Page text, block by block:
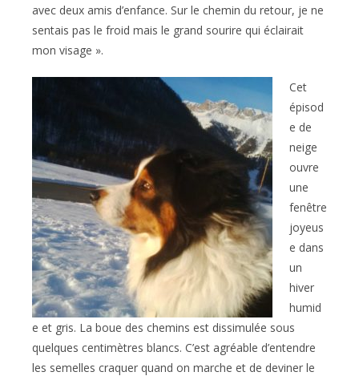
avec deux amis d’enfance. Sur le chemin du retour, je ne
sentais pas le froid mais le grand sourire qui éclairait
mon visage ».
Cet
épisod
e de
neige
ouvre
une
fenêtre
joyeus
e dans
un
hiver
humid
e et gris. La boue des chemins est dissimulée sous
quelques centimètres blancs. C’est agréable d’entendre
les semelles craquer quand on marche et de deviner le